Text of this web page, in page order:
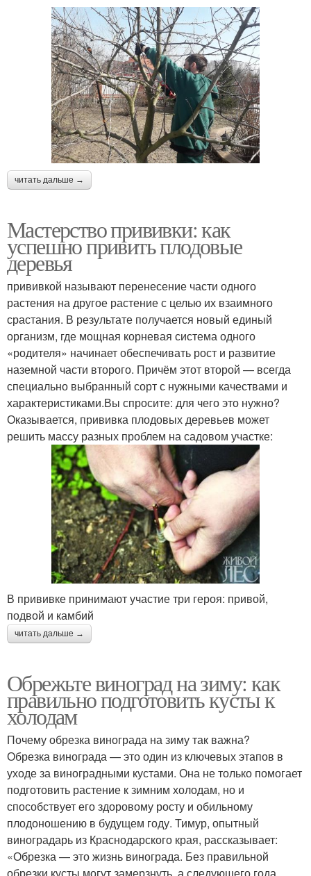
читать дальше →
Мастерство прививки: как
успешно привить плодовые
деревья
прививкой называют перенесение части одного
растения на другое растение с целью их взаимного
срастания. В результате получается новый единый
организм, где мощная корневая система одного
«родителя» начинает обеспечивать рост и развитие
наземной части второго. Причём этот второй — всегда
специально выбранный сорт с нужными качествами и
характеристиками.Вы спросите: для чего это нужно?
Оказывается, прививка плодовых деревьев может
решить массу разных проблем на садовом участке:
В прививке принимают участие три героя: привой,
подвой и камбий
читать дальше →
Обрежьте виноград на зиму: как
правильно подготовить кусты к
холодам
Почему обрезка винограда на зиму так важна?
Обрезка винограда — это один из ключевых этапов в
уходе за виноградными кустами. Она не только помогает
подготовить растение к зимним холодам, но и
способствует его здоровому росту и обильному
плодоношению в будущем году. Тимур, опытный
виноградарь из Краснодарского края, рассказывает:
«Обрезка — это жизнь винограда. Без правильной
обрезки кусты могут замерзнуть, а следующего года